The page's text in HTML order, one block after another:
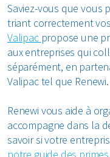
Saviez-vous que vous
triant correctement
Valipac propose une
aux entreprises qui
séparément, en
Valipac tel que Renewi.
Renewi vous aide à
accompagne dans la
savoir si votre